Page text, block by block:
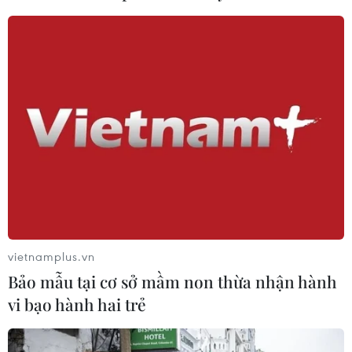
tính giá điện để phản ánh việc mua bán điện
Nhân viên điện lực kiểm tra an toàn đường dây truyền tải điện.
vietnamplus.vn
Bảo mẫu tại cơ sở mầm non thừa nhận hành
vi bạo hành hai trẻ